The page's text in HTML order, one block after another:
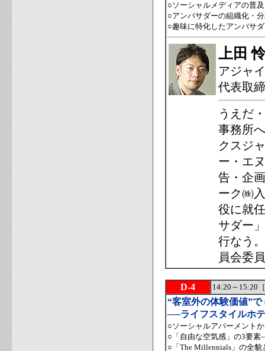
○ソーシャルメディアの普
○アンバサダーの組織化・
○趣味に特化したアンバサ
上田
アジャ
代表取
うえだ
事務所
クスジ
ー・エ
告・企
ーク㈱
役に就
サダー
行なう
員会委
D-4 14:20～15:20
“客室外の体験価値”
──ライフスタイルホ
○ソーシャルアパーメント
○「自由な空気感」の3要
○「The Millennials」の全